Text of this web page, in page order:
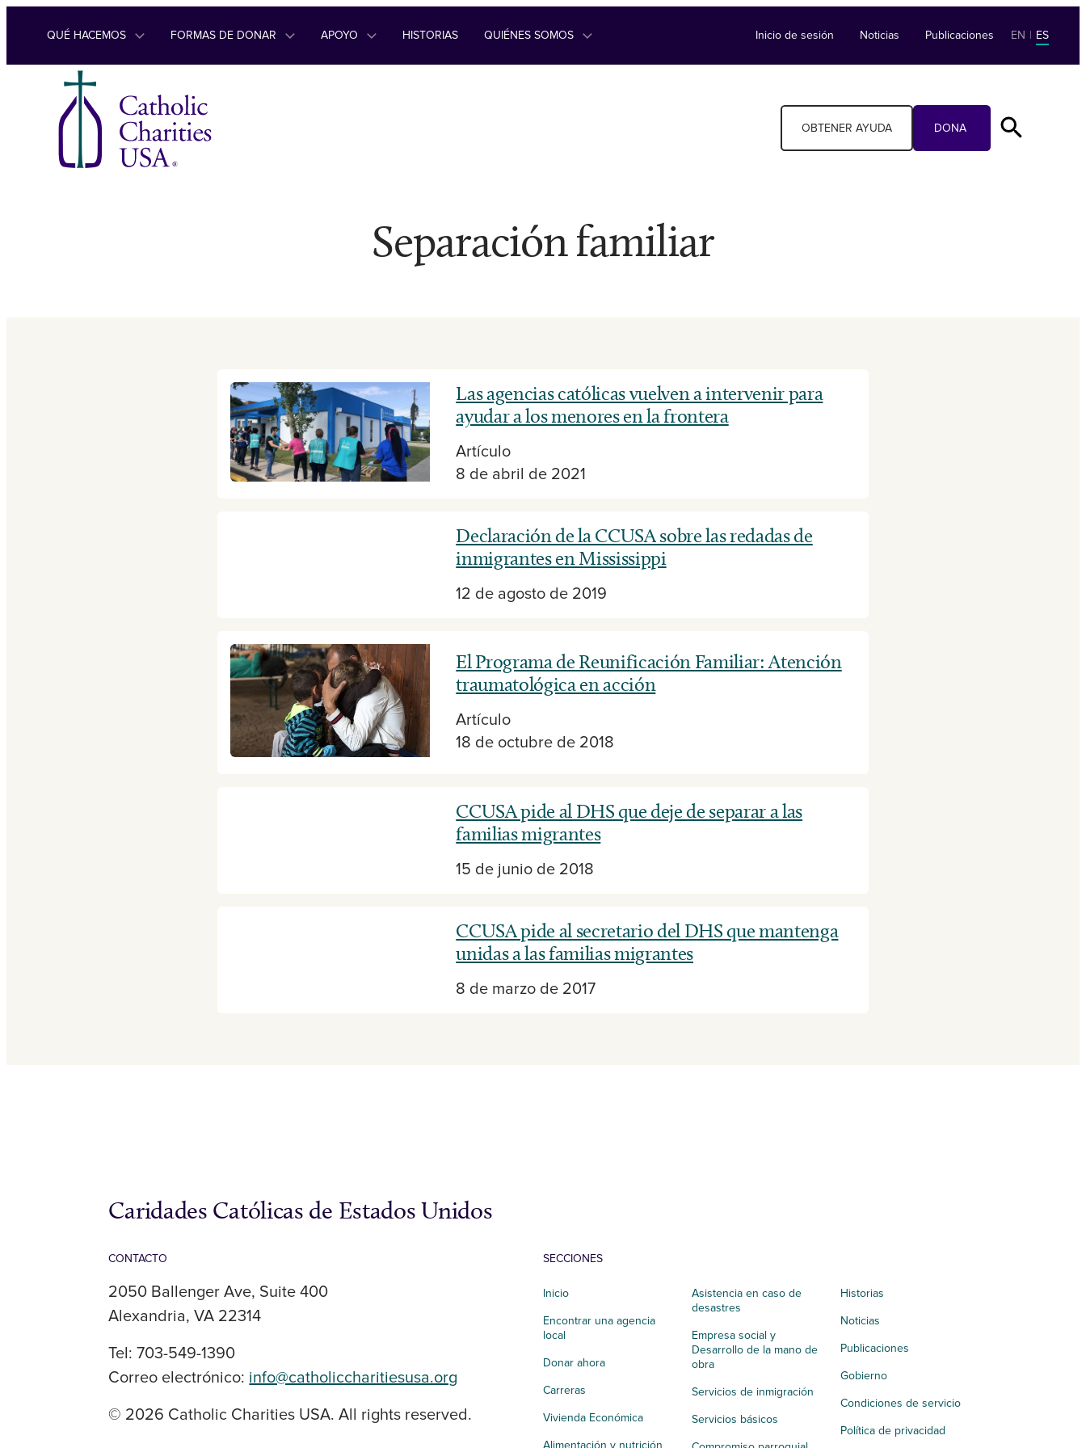
Ir al contenido
QUÉ HACEMOS FORMAS DE DONAR APOYO HISTORIAS QUIÉNES SOMOS Inicio de sesión Noticias Publicaciones EN | ES
OBTENER AYUDA DONA
Separación familiar
Las agencias católicas vuelven a intervenir para
ayudar a los menores en la frontera
Artículo
8 de abril de 2021
Declaración de la CCUSA sobre las redadas de
inmigrantes en Mississippi
12 de agosto de 2019
El Programa de Reunificación Familiar: Atención
traumatológica en acción
Artículo
18 de octubre de 2018
CCUSA pide al DHS que deje de separar a las
familias migrantes
15 de junio de 2018
CCUSA pide al secretario del DHS que mantenga
unidas a las familias migrantes
8 de marzo de 2017
Caridades Católicas de Estados Unidos
CONTACTO
2050 Ballenger Ave, Suite 400
Alexandria, VA 22314
Tel: 703-549-1390
Correo electrónico: info@catholiccharitiesusa.org
© 2026 Catholic Charities USA. All rights reserved.
SECCIONES
Inicio
Encontrar una agencia
local
Donar ahora
Carreras
Vivienda Económica
Alimentación y nutrición
Asistencia en caso de
desastres
Empresa social y
Desarrollo de la mano de
obra
Servicios de inmigración
Servicios básicos
Historias
Noticias
Publicaciones
Gobierno
Condiciones de servicio
Política de privacidad